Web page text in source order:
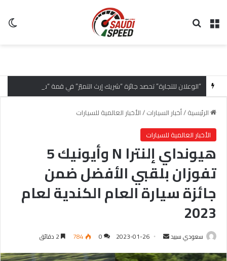
القائمة
الرئيسية/أخبار السيارات/الأخبار العالمية للسيارات
الأخبار العالمية للسيارات
هيونداي إلنترا N وأيونيك 5
تفوزان بلقبي الأفضل ضمن
جائزة سيارة العام الكندية لعام
2023
سعودي سبيد 2023-01-26
0
784